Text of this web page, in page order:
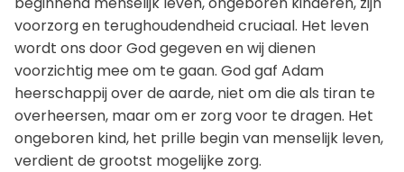
voorzorg en terughoudendheid cruciaal. Het leven
wordt ons door God gegeven en wij dienen
voorzichtig mee om te gaan. God gaf Adam
heerschappij over de aarde, niet om die als tiran te
overheersen, maar om er zorg voor te dragen. Het
ongeboren kind, het prille begin van menselijk leven,
verdient de grootst mogelijke zorg.